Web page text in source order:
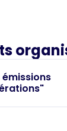
émissions